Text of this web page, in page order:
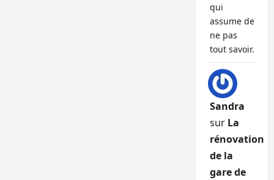
qui
assume de
ne pas
tout savoir.
Sandra
sur La
rénovation
de la
gare de